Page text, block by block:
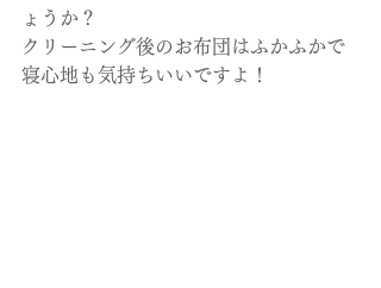
ょうか？
クリーニング後のお布団はふかふかで
寝心地も気持ちいいですよ！